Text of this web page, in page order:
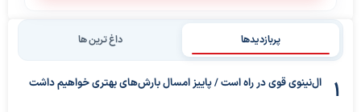
پربازدیدها داغ ترین ها
ال‌نینوی قوی در راه است / پاییز امسال بارش‌های بهتری خواهیم داشت